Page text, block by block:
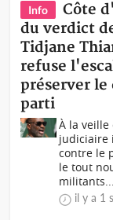
Info
Côte
du verdict
Tidjane
refuse
préserver
parti
À la
judiciaire
contre le
le tout
militants...
il y a 1